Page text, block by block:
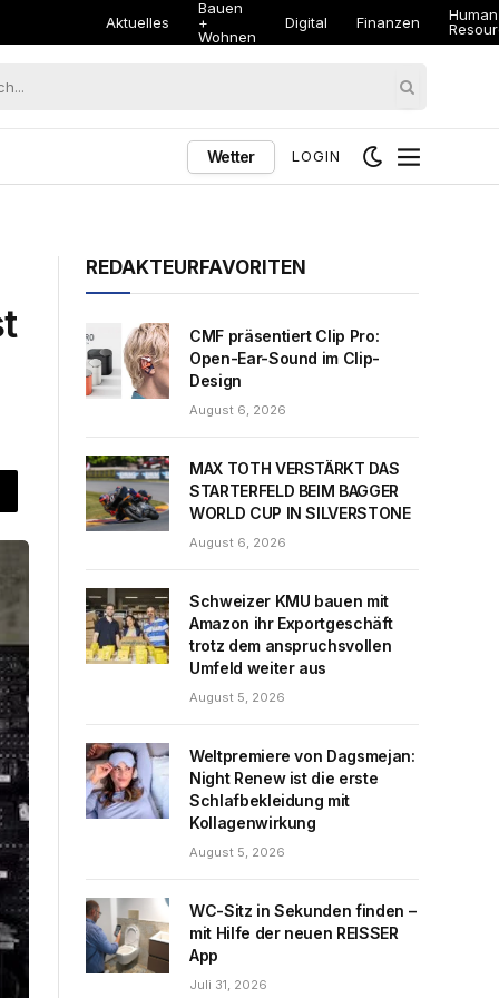
Aktuelles
Bauen
+
Wohnen
Digital Finanzen
Human
Wetter LOGIN
REDAKTEURFAVORITEN
CMF präsentiert Clip Pro:
Open-Ear-Sound im Clip-
Design
August 6, 2026
MAX TOTH VERSTÄRKT DAS
STARTERFELD BEIM BAGGER
WORLD CUP IN SILVERSTONE
August 6, 2026
Schweizer KMU bauen mit
Amazon ihr Exportgeschäft
trotz dem anspruchsvollen
Umfeld weiter aus
August 5, 2026
Weltpremiere von Dagsmejan:
Night Renew ist die erste
Schlafbekleidung mit
Kollagenwirkung
August 5, 2026
WC-Sitz in Sekunden finden –
mit Hilfe der neuen REISSER
App
Juli 31, 2026